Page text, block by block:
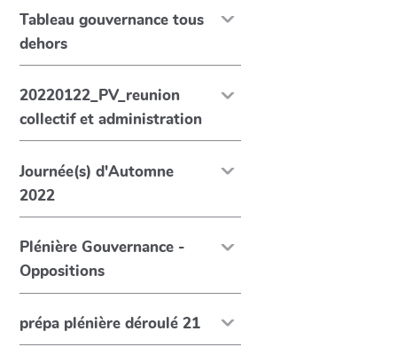
Tableau gouvernance tous
dehors
20220122_PV_reunion
collectif et administration
Journée(s) d'Automne
2022
Plénière Gouvernance -
Oppositions
prépa plénière déroulé 21